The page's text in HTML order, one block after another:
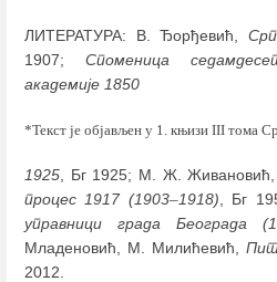
ЛИТЕРАТУРА: В. Ђорђевић,
1907; Споменица
академије 1850
*Текст је објављен у 1. књизи III тома
1925 , Бг 1925; М. Ж. Живановић,
процес 1917 (1903–1918) , Бг
управници града Београда
Младеновић, М. Милићевић,
2012.